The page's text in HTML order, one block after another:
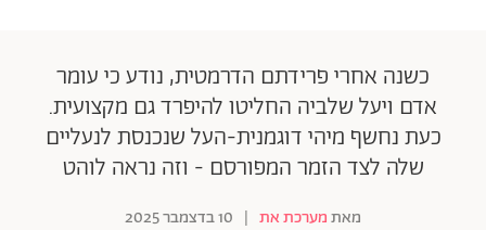
כשנה אחרי פרידתם הדרמטית, נודע כי עומר
אדם ויעל שלביה החליטו להיפרד גם מקצועית.
כעת נחשף מיהי דוגמנית-העל שנכנסת לנעליים
שלה לצד הזמר המפורסם - וזה נראה לוהט
מאתמערכת את | 10 בדצמבר 2025